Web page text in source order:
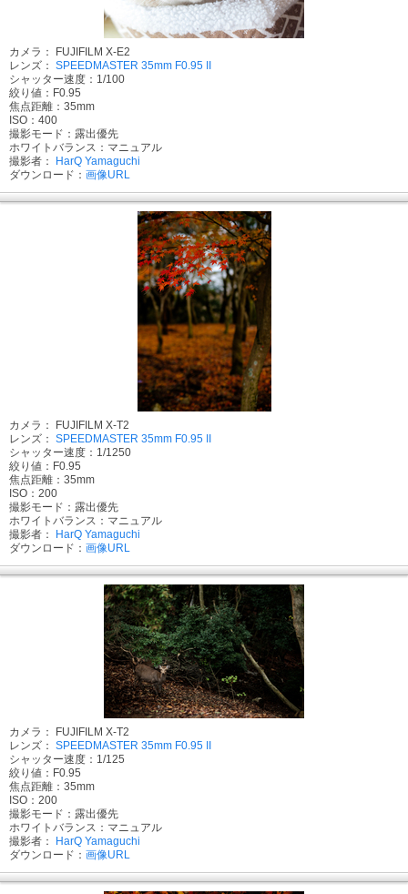
カメラ： FUJIFILM X-E2
レンズ： SPEEDMASTER 35mm F0.95 II
シャッター速度：1/100
絞り値：F0.95
焦点距離：35mm
ISO：400
撮影モード：露出優先
ホワイトバランス：マニュアル
撮影者：
HarQ Yamaguchi
ダウンロード： 画像URL
カメラ： FUJIFILM X-T2
レンズ： SPEEDMASTER 35mm F0.95 II
シャッター速度：1/1250
絞り値：F0.95
焦点距離：35mm
ISO：200
撮影モード：露出優先
ホワイトバランス：マニュアル
撮影者：
HarQ Yamaguchi
ダウンロード： 画像URL
カメラ： FUJIFILM X-T2
レンズ： SPEEDMASTER 35mm F0.95 II
シャッター速度：1/125
絞り値：F0.95
焦点距離：35mm
ISO：200
撮影モード：露出優先
ホワイトバランス：マニュアル
撮影者：
HarQ Yamaguchi
ダウンロード： 画像URL